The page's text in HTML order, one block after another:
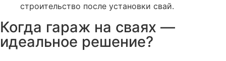
строительство после установки свай.
Когда гараж на сваях —
идеальное решение?